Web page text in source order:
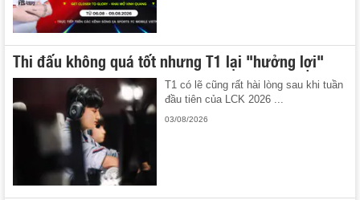
Thi đấu không quá tốt nhưng T1 lại "hưởng lợi"
T1 có lẽ cũng rất hài lòng sau khi tuần
đầu tiên của LCK 2026 ...
03/08/2026